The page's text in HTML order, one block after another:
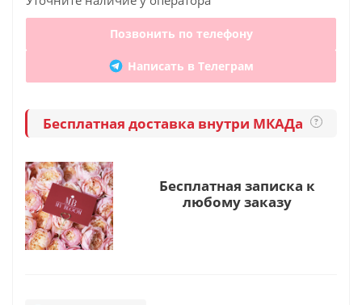
Позвонить по телефону
Написать в Телеграм
Бесплатная доставка внутри МКАДа ?
Бесплатная записка к
любому заказу